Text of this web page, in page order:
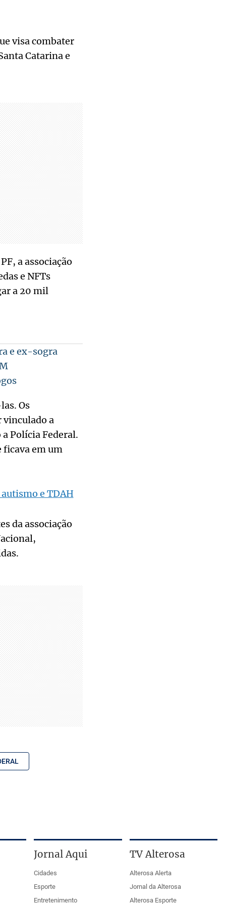
visa combater
Catarina e
a associação
e NFTs
a 20 mil
e ex-sogra
Os
a
Polícia Federal.
em um
e TDAH
da associação
Jornal Aqui
Cidades
Esporte
Entretenimento
TV Alterosa
Alterosa Alerta
Jornal da Alterosa
Alterosa Esporte